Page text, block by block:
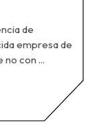
de
empresa de
no con ...